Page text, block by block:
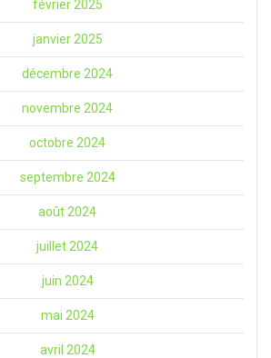
février 2025
janvier 2025
décembre 2024
novembre 2024
octobre 2024
septembre 2024
août 2024
juillet 2024
juin 2024
mai 2024
avril 2024